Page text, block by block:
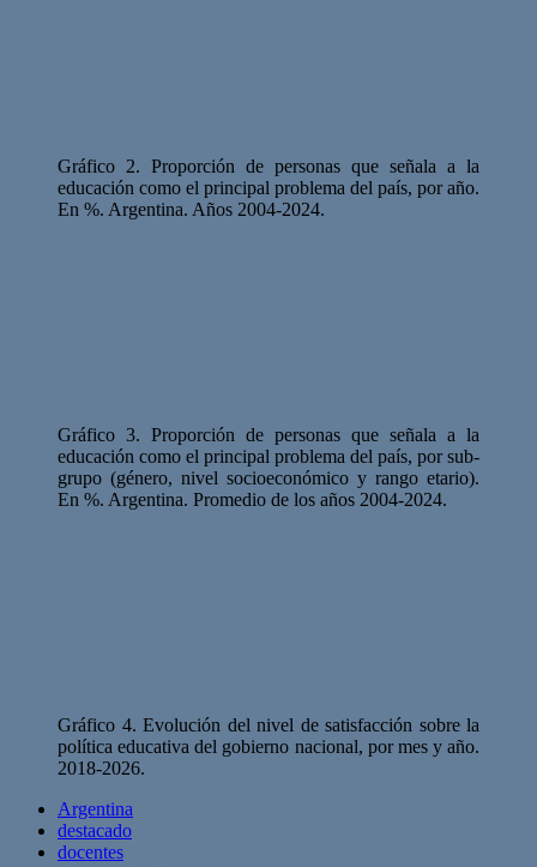
Gráfico 2. Proporción de personas que señala a la
educación como el principal problema del país, por año.
En %. Argentina. Años 2004-2024.
Gráfico 3. Proporción de personas que señala a la
educación como el principal problema del país, por sub-
grupo (género, nivel socioeconómico y rango etario).
En %. Argentina. Promedio de los años 2004-2024.
Gráfico 4. Evolución del nivel de satisfacción sobre la
política educativa del gobierno nacional, por mes y año.
2018-2026.
Argentina
destacado
docentes